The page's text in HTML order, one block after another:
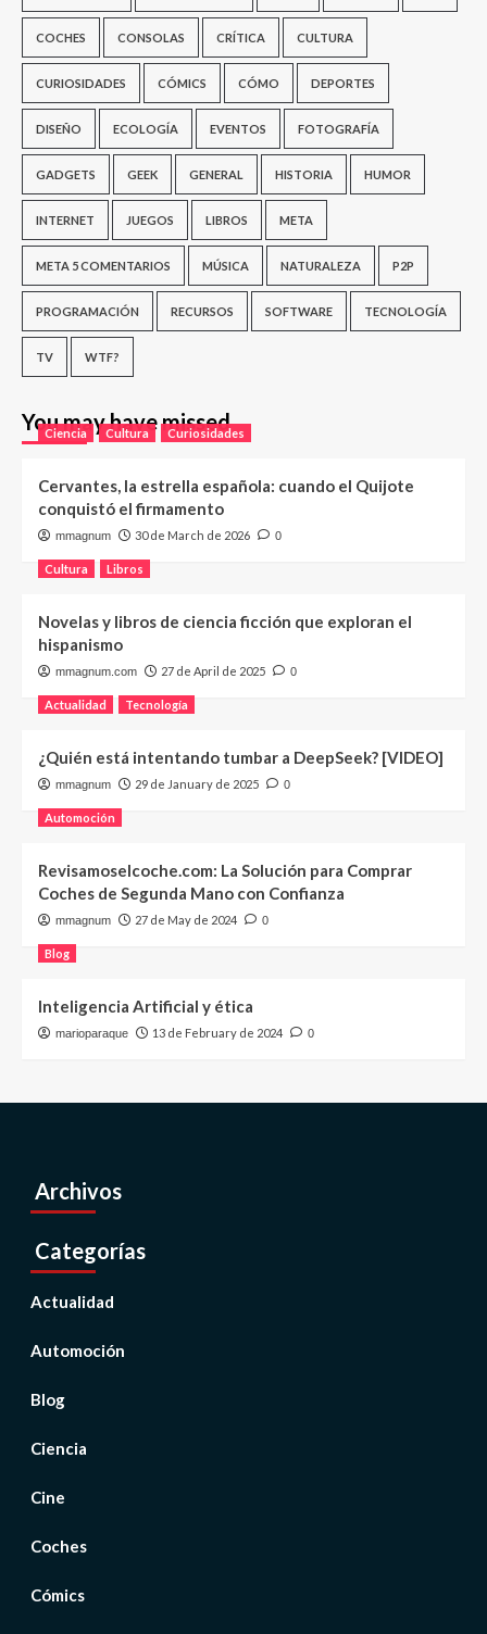
COCHES CONSOLAS CRÍTICA CULTURA
CURIOSIDADES CÓMICS CÓMO DEPORTES
DISEÑO ECOLOGÍA EVENTOS FOTOGRAFÍA
GADGETS GEEK GENERAL HISTORIA HUMOR
INTERNET JUEGOS LIBROS META
META 5 COMENTARIOS MÚSICA NATURALEZA P2P
PROGRAMACIÓN RECURSOS SOFTWARE TECNOLOGÍA
TV WTF?
You may have missed
Ciencia Cultura Curiosidades
Cervantes, la estrella española: cuando el Quijote
conquistó el firmamento
mmagnum 30 de March de 2026 0
Cultura Libros
Novelas y libros de ciencia ficción que exploran el
hispanismo
mmagnum.com 27 de April de 2025 0
Actualidad Tecnología
¿Quién está intentando tumbar a DeepSeek? [VIDEO]
mmagnum 29 de January de 2025 0
Automoción
Revisamoselcoche.com: La Solución para Comprar
Coches de Segunda Mano con Confianza
mmagnum 27 de May de 2024 0
Blog
Inteligencia Artificial y ética
marioparaque 13 de February de 2024 0
Archivos
Categorías
Actualidad
Automoción
Blog
Ciencia
Cine
Coches
Cómics